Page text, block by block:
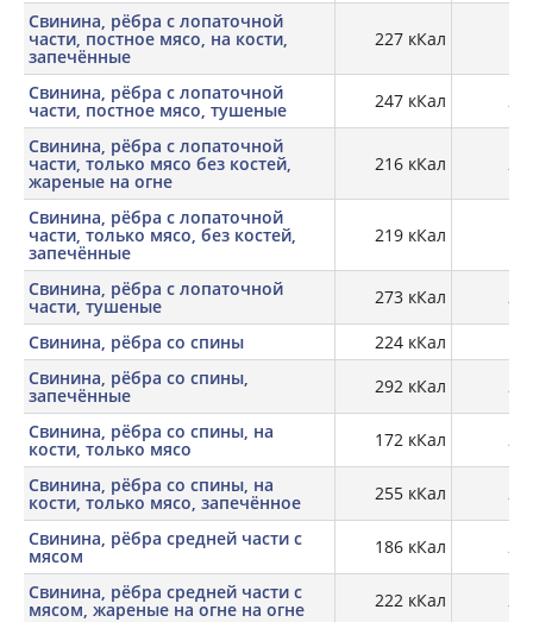
Свинина, рёбра с лопаточной
части, постное мясо, на кости,
запечённые
227 кКал
Свинина, рёбра с лопаточной
части, постное мясо, тушеные 247 кКал
Свинина, рёбра с лопаточной
части, только мясо без костей,
жареные на огне
216 кКал
Свинина, рёбра с лопаточной
части, только мясо, без костей,
запечённые
219 кКал
Свинина, рёбра с лопаточной
части, тушеные 273 кКал
Свинина, рёбра со спины
224 кКал
Свинина, рёбра со спины,
запечённые 292 кКал
Свинина, рёбра со спины, на
кости, только мясо 172 кКал
Свинина, рёбра со спины, на
кости, только мясо, запечённое 255 кКал
Свинина, рёбра средней части с
мясом 186 кКал
Свинина, рёбра средней части с
мясом, жареные на огне на огне 222 кКал